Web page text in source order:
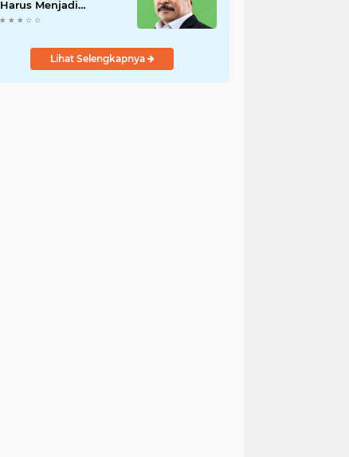
Harus Menjadi
Momentum Reformasi
Lihat Selengkapnya